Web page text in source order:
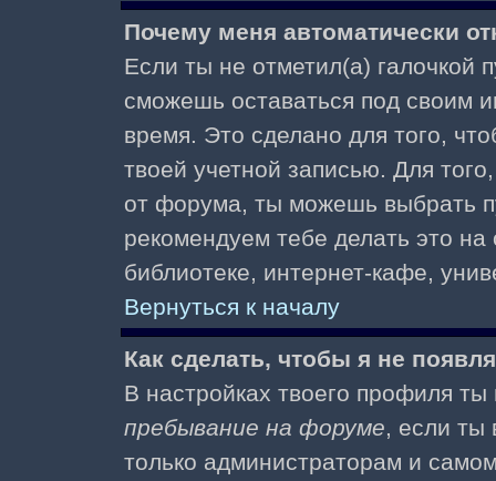
Почему меня автоматически
Если ты не отметил(а) галочкой
сможешь оставаться под своим
время. Это сделано для того,
твоей учетной записью. Для
от форума, ты можешь выбрать
рекомендуем тебе делать это
библиотеке, интернет-кафе,
Вернуться к началу
Как сделать, чтобы я не
В настройках твоего профиля
пребывание на форуме, если
только администраторам и